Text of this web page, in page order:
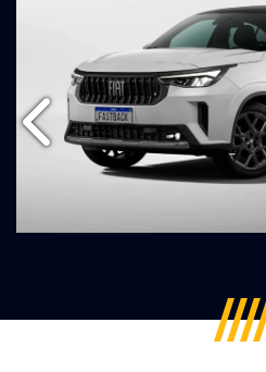
Anterior